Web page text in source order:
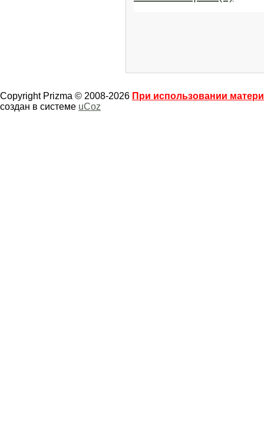
Copyright Prizma © 2008-2026 При использовании
создан в системе uCoz